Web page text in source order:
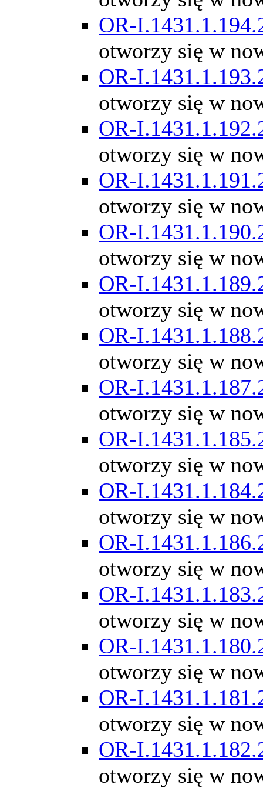
OR-
otworzy się w
OR-
otworzy się w
OR-
otworzy się w
OR-
otworzy się w
OR-
otworzy się w
OR-
otworzy się w
OR-
otworzy się w
OR-
otworzy się w
OR-
otworzy się w
OR-
otworzy się w
OR-
otworzy się w
OR-
otworzy się w
OR-
otworzy się w
OR-
otworzy się w
OR-
otworzy się w